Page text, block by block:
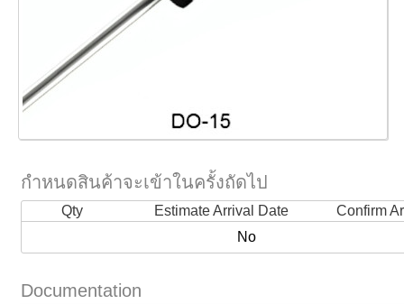
กำหนดสินค้าจะเข้าในครั้งถัดไป
Qty Estimate Arrival Date
Confirm
No
Documentation